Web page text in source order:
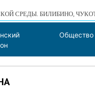
СРЕДЫ. БИЛИБИНО,
Общество